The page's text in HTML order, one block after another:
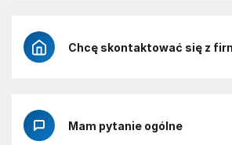
Chcę skontaktować się z
Mam pytanie ogólne